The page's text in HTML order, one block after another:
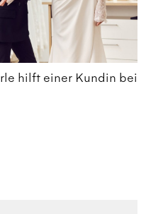
hilft einer Kundin bei